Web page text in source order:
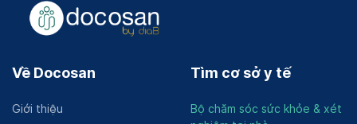
Về Docosan
Giới thiệu
Tìm cơ sở y tế
Bộ chăm sóc sức khỏe & xét